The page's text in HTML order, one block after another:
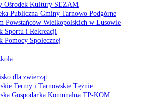
Ośrodek Kultury SEZAM
Publiczna Gminy Tarnowo Podgórne
Powstańców Wielkopolskich w Lusowie
Sportu i Rekreacji
Pomocy Społecznej
dla zwierząt
Termy i Tarnowskie Tężnie
Gospodarka Komunalna TP-KOM